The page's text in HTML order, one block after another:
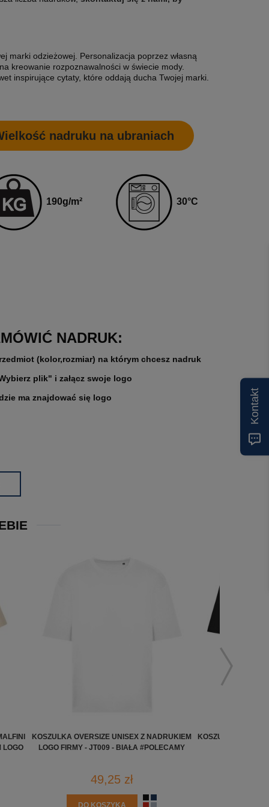
marki odzieżowej. Personalizacja poprzez własną
kreowanie rozpoznawalności w świecie mody.
inspirujące cytaty, które oddają ducha Twojej marki.
nadruku na ubraniach
190g/m² 30°C
NADRUK:
(kolor,rozmiar) na którym chcesz nadruk
plik" i załącz swoje logo
ma znajdować się logo
LOGO
KOSZULKA OVERSIZE UNISEX Z NADRUKIEM
LOGO FIRMY - JT009 - BIAŁA #POLECAMY
49,25 zł
KOSZULKA
Kontakt